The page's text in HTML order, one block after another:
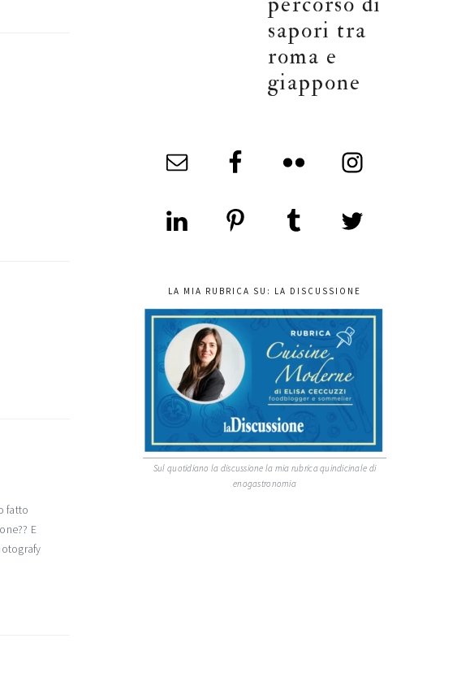
fatto
E
sapori tra
roma e
giappone
LA MIA RUBRICA SU: LA DISCUSSIONE
Sul quotidiano la discussione la mia rubrica quindicinale di
enogastronomia